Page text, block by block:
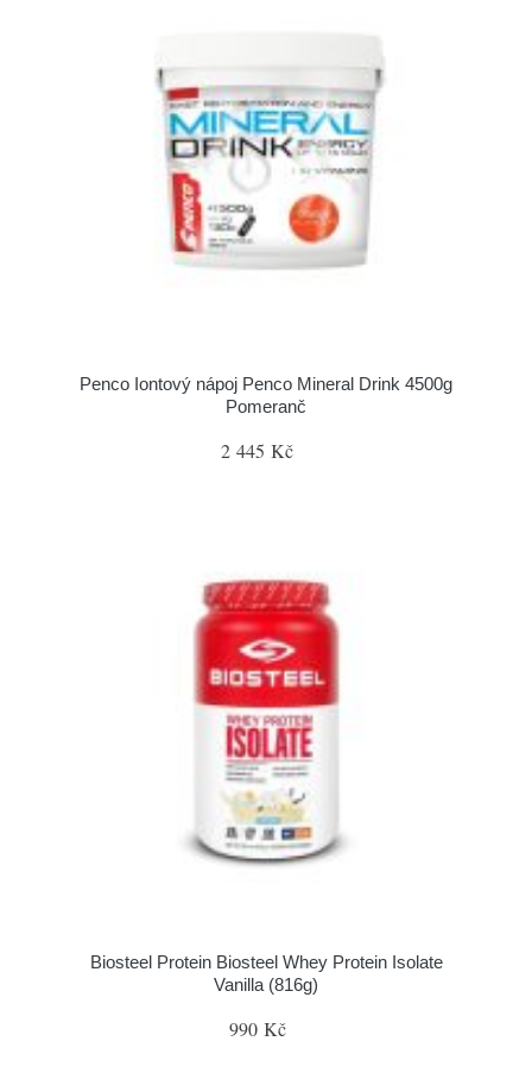
Penco Iontový nápoj Penco Mineral Drink 4500g
Pomeranč
2 445 Kč
Biosteel Protein Biosteel Whey Protein Isolate
Vanilla (816g)
990 Kč